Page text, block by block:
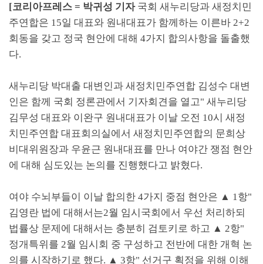
[코리아프레스 = 박귀성 기자 국회 새누리당과 새정치민
주연합은 15일 대표와 원내대표가 함께하는 이른바 2+2
회동을 갖고 정국 현안에 대해 4가지 합의사항을 돌출했
다.
새누리당 박대출 대변인과 새정치민주연합 김성수 대변
인은 함께 국회 정론관에서 기자회견을 열고" 새누리당
김무성 대표와 이완구 원내대표가 이날 오전 10시 새정
치민주연합 대표회의실에서 새정치민주연합의 문희상
비대위원장과 우윤근 원내대표를 만나 여야간 쟁점 현안
에 대해 심도있는 논의를 진행했다고 밝혔다.
여야 수뇌부들이 이날 합의한 4가지 중점 현안은 ▲ 1항"
김영란 법에 대해서는2월 임시국회에서 우선 처리하되
법률상 문제에 대해서는 충분히 검토키로 하고 ▲ 2항"
정개특위를 2월 임시회 중 구성하고 전반에 대한 개혁 논
의를 시작하기로 했다. ▲ 3항" 선거구 획정을 위해 이해